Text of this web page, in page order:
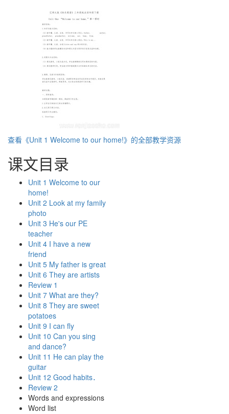
查看《Unit 1 Welcome to our home!》的全部教学资源
课文目录
Unit 1 Welcome to our
home!
Unit 2 Look at my family
photo
Unit 3 He's our PE
teacher
Unit 4 I have a new
friend
Unit 5 My father is great
Unit 6 They are artists
Review 1
Unit 7 What are they?
Unit 8 They are sweet
potatoes
Unit 9 I can fly
Unit 10 Can you sing
and dance?
Unit 11 He can play the
guitar
Unit 12 Good habits．
Review 2
Words and expressions
Word list